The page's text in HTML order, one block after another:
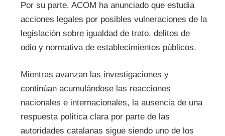
Por su parte, ACOM ha anunciado que estudia
acciones legales por posibles vulneraciones de la
legislación sobre igualdad de trato, delitos de
odio y normativa de establecimientos públicos.
Mientras avanzan las investigaciones y
continúan acumulándose las reacciones
nacionales e internacionales, la ausencia de una
respuesta política clara por parte de las
autoridades catalanas sigue siendo uno de los